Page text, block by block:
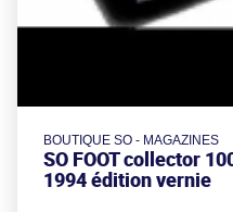
BOUTIQUE SO - MAGAZINES
SO FOOT collector
1994 édition vernie